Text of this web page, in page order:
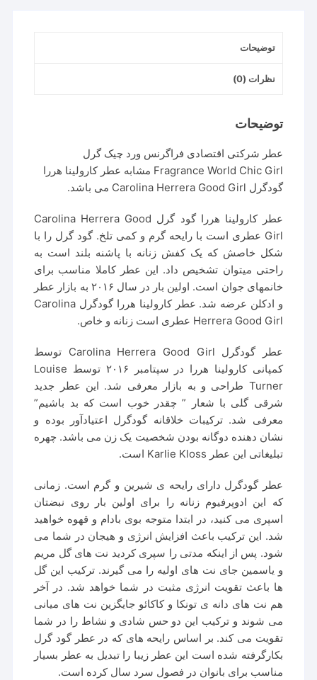
توضیحات
نظرات (0)
توضیحات
عطر شرکتی اقتصادی فراگرنس ورد چیک گرل
Fragrance World Chic Girl مشابه عطر کارولینا هررا
گودگرل Carolina Herrera Good Girl می باشد.
عطر کارولینا هررا گود گرل Carolina Herrera Good
Girl عطری است با رایحه گرم و کمی تلخ. گود گرل را با
شکل خاصش که یک کفش زنانه با پاشنه بلند است به
راحتی میتوان تشخیص داد. این عطر کاملا مناسب برای
خانمهای جوان است. اولین بار در سال ۲۰۱۶ به بازار عطر
و ادکلن عرضه شد. عطر کارولینا هررا گودگرل Carolina
Herrera Good Girl عطری است زنانه و خاص.
عطر گودگرل Carolina Herrera Good Girl توسط
کمپانی کارولینا هررا در سپتامبر ۲۰۱۶ توسط Louise
Turner طراحی و به بازار معرفی شد. این عطر جدید
شرقی گلی با شعار ” چقدر خوب است که بد باشیم”
معرفی شد. ترکیبات خلاقانه گودگرل اعتیادآور بوده و
نشان دهنده دوگانه بودن شخصیت یک زن می باشد. چهره
تبلیغاتی این عطر Karlie Kloss است.
عطر گودگرل دارای رایحه ی شیرین و گرم است. زمانی
که این ادوپرفیوم زنانه را برای اولین بار روی نبضتان
اسپری می کنید، در ابتدا متوجه بوی بادام و قهوه خواهید
شد. این ترکیب باعث افزایش انرژی و هیجان در شما می
شود. پس از اینکه مدتی را سپری کردید نت های گل مریم
و یاسمین جای نت های اولیه را می گیرند. ترکیب این گل
ها باعث تقویت انرژی مثبت در شما خواهد شد. در آخر
هم نت های دانه ی تونکا و کاکائو جایگزین نت های میانی
می شوند و ترکیب این دو حس شادی و نشاط را در شما
تقویت می کند. بر اساس رایحه های که در عطر گود گرل
بکارگرفته شده است این عطر زیبا را تبدیل به عطر بسیار
مناسب برای بانوان در فصول سرد سال کرده است.